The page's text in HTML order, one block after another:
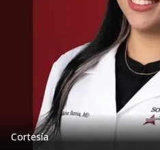
Cortesía